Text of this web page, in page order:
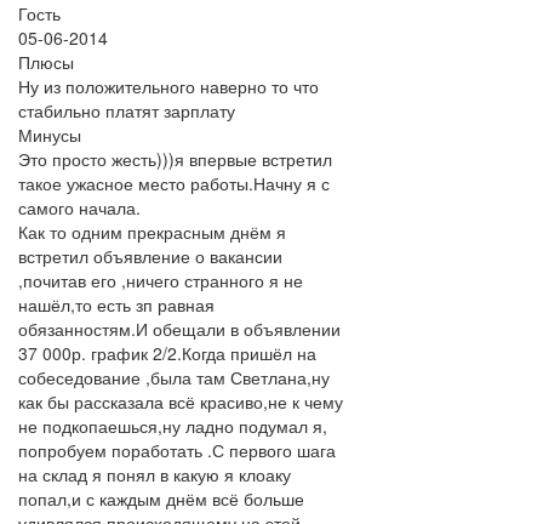
Гость
05-06-2014
Плюсы
Ну из положительного наверно то что
стабильно платят зарплату
Минусы
Это просто жесть)))я впервые встретил
такое ужасное место работы.Начну я с
самого начала.
Как то одним прекрасным днём я
встретил объявление о вакансии
,почитав его ,ничего странного я не
нашёл,то есть зп равная
обязанностям.И обещали в объявлении
37 000р. график 2/2.Когда пришёл на
собеседование ,была там Светлана,ну
как бы рассказала всё красиво,не к чему
не подкопаешься,ну ладно подумал я,
попробуем поработать .С первого шага
на склад я понял в какую я клоаку
попал,и с каждым днём всё больше